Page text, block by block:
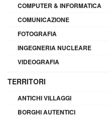
COMPUTER & INFORMATICA
COMUNICAZIONE
FOTOGRAFIA
INGEGNERIA NUCLEARE
VIDEOGRAFIA
TERRITORI
ANTICHI VILLAGGI
BORGHI AUTENTICI